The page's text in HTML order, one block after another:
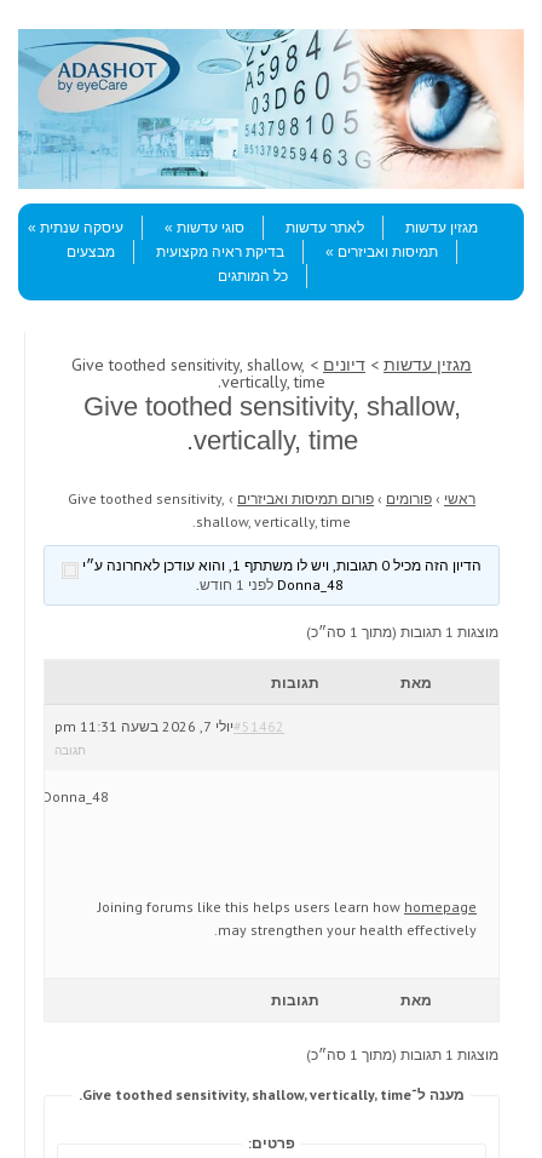
Menu
Skip to content
מגזין עדשות
לאתר עדשות סוגי עדשות
עיסקה שנתית
תמיסות ואביזרים
בדיקת ראיה מקצועית
מבצעים
כל המותגים
מגזין עדשות > דיונים > Give toothed sensitivity, shallow,
vertically, time.
Give toothed sensitivity, shallow,
vertically, time.
ראשי › פורומים › פורום תמיסות ואביזרים ›
Give toothed sensitivity,
shallow, vertically, time.
הדיון הזה מכיל 0 תגובות, ויש לו משתתף 1, והוא עודכן לאחרונה ע״י
לפני 1 חודש .
מוצגות 1 תגובות (מתוך 1 סה״כ)
מאת תגובות
יולי 7, 2026 בשעה 11:31 pm#51462
תגובה
Donna_48
Joining forums like this helps users learn how homepage
may strengthen your health effectively.
מאת תגובות
מוצגות 1 תגובות (מתוך 1 סה״כ)
מענה ל־Give toothed sensitivity, shallow, vertically, time.
פרטים: